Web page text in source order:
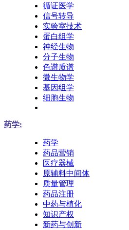
循证医学
信号转导
实验室技术
蛋白组学
神经生物
分子生物
色谱质谱
微生物学
基因组学
细胞生物
药学:
药学
药品营销
医疗器械
原辅料中间体
质量管理
药品注册
中药与植化
知识产权
新药与创新